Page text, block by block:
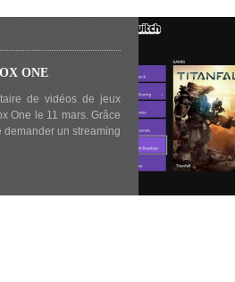
ONE
de vidéos de jeux
One le 11 mars. Grâce
un streaming